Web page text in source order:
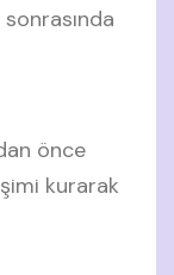
önce
kurarak